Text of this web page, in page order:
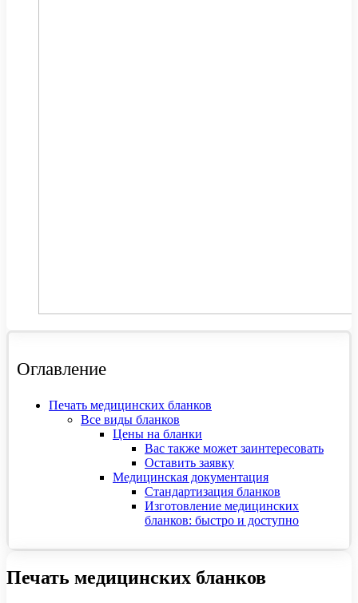
Оглавление
Печать медицинских бланков
Все виды бланков
Цены на бланки
Вас также может заинтересовать
Оставить заявку
Медицинская документация
Стандартизация бланков
Изготовление медицинских
бланков: быстро и доступно
Печать медицинских бланков